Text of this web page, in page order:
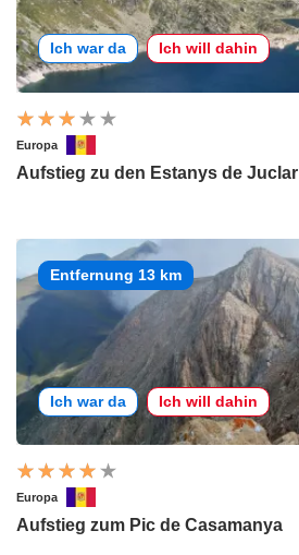
Ich war da Ich will dahin
Europa
Aufstieg zu den Estanys de Juclar
Entfernung 13 km
Ich war da Ich will dahin
Europa
Aufstieg zum Pic de Casamanya